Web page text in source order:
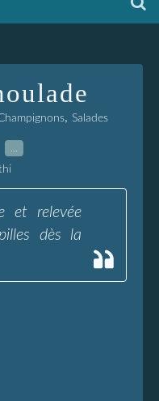
, Salades
et relevée
dès la